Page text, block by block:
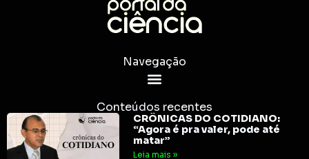
Navegação
Conteúdos recentes
CRÔNICAS DO COTIDIANO:
“Agora é pra valer, pode até
matar”
Leia mais »